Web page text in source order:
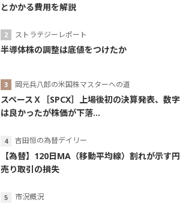
とかかる費用を解説
ストラテジーレポート
半導体株の調整は底値をつけたか
岡元兵八郎の米国株マスターへの道
スペースＸ［SPCX］上場後初の決算発表、数字
は良かったが株価が下落...
吉田恒の為替デイリー
【為替】120日MA（移動平均線）割れが示す円
売り取引の損失
市況概況